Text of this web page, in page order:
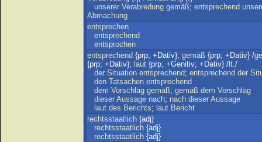
unserer Verabredung gemäß; entsprechend
Abmachung
entsprechen
entsprechend
entsprochen
entsprechend {prp; +Dativ}; gemäß {prp; +Dativ} /
{prp; +Dativ}; laut {prp; +Genitiv; +Dativ} / lt./
der Situation entsprechend; entsprechend der
den Tatsachen entsprechend
dem Vorschlag gemäß; gemäß dem Vorschlag
dieser Aussage nach; nach dieser Aussage
laut des Berichts; laut Bericht
rechtsstaatlich {adj}
rechtsstaatlich {adj}
rechtsstaatlich {adj}